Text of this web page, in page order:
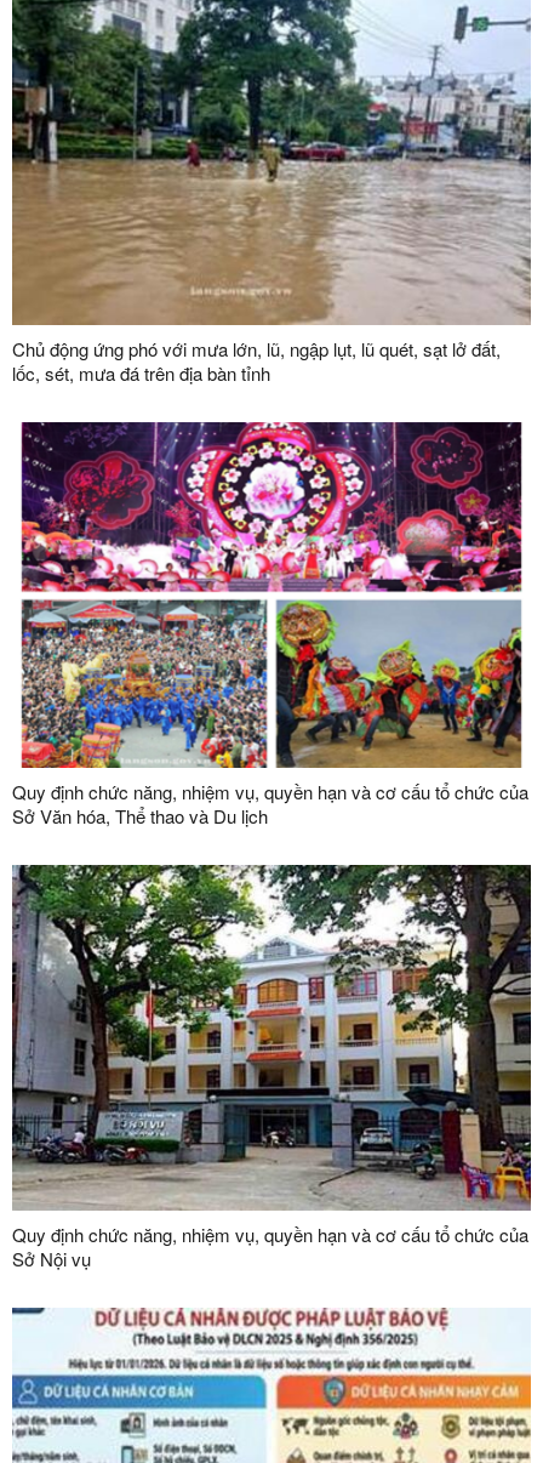
Chủ động ứng phó với mưa lớn, lũ, ngập lụt, lũ quét, sạt lở đất,
lốc, sét, mưa đá trên địa bàn tỉnh
Quy định chức năng, nhiệm vụ, quyền hạn và cơ cấu tổ chức của
Sở Văn hóa, Thể thao và Du lịch
Quy định chức năng, nhiệm vụ, quyền hạn và cơ cấu tổ chức của
Sở Nội vụ